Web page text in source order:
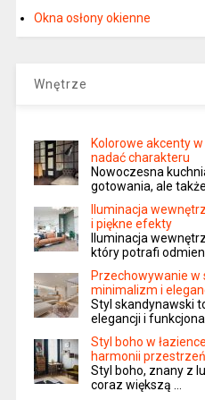
Okna osłony okienne
Wnętrze
Kolorowe akcenty
nadać charakteru
Nowoczesna
gotowania, ale
Iluminacja
i piękne efekty
Iluminacja
który potrafi
Przechowywanie
minimalizm i
Styl skandynawski
elegancji i
Styl boho w
harmonii przestrzeń
Styl boho, znany z
coraz większą …